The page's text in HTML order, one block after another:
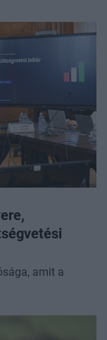
amit a